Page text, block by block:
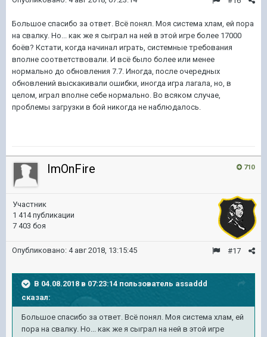
Большое спасибо за ответ. Всё понял. Моя система хлам, ей пора
на свалку. Но... как же я сыграл на ней в этой игре более 17000
боёв? Кстати, когда начинал играть, системные требования
вполне соответствовали. И всё было более или менее
нормально до обновления 7.7. Иногда, после очередных
обновлений выскакивали ошибки, иногда игра лагала, но, в
целом, играл вполне себе нормально. Во всяком случае,
проблемы загрузки в бой никогда не наблюдалось.
710
ImOnFire
Участник
1 414 публикации
7 403 боя
#17
Опубликовано: 4 авг 2018, 13:15:45
В 04.08.2018 в 07:23:14 пользователь assaddd
сказал:
Большое спасибо за ответ. Всё понял. Моя система хлам, ей
пора на свалку. Но... как же я сыграл на ней в этой игре